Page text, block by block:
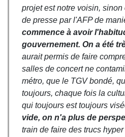
projet est notre voisin,
de presse par l'AFP de
commence à avoir
gouvernement. On a été
aurait permis de faire
salles de concert ne
métro, que le TGV bondé,
toujours, chaque fois la
qui toujours est toujours
vide, on n'a plus de
train de faire des trucs